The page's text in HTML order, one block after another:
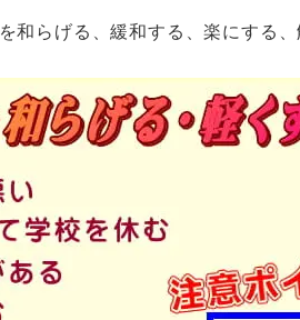
を和らげる、緩和する、楽にする